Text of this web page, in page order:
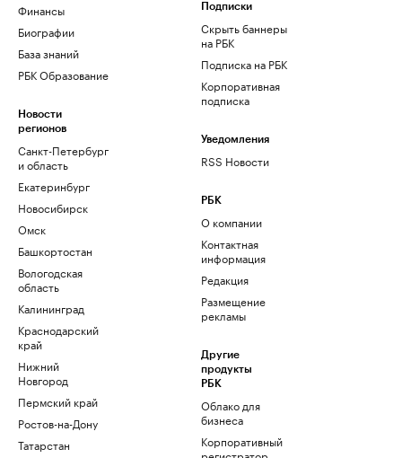
Финансы
Биографии
База знаний
РБК Образование
Новости
регионов
Санкт-Петербург
и область
Екатеринбург
Новосибирск
Омск
Башкортостан
Вологодская
область
Калининград
Краснодарский
край
Нижний
Новгород
Пермский край
Ростов-на-Дону
Татарстан
Подписки
Скрыть баннеры
на РБК
Подписка на РБК
Корпоративная
подписка
Уведомления
RSS Новости
РБК
О компании
Контактная
информация
Редакция
Размещение
рекламы
Другие
продукты
РБК
Облако для
бизнеса
Корпоративный